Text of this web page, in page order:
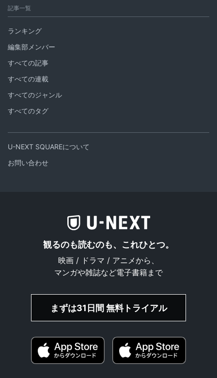
記事一覧
ランキング
編集部メンバー
すべての記事
すべての連載
すべてのジャンル
すべてのタグ
U-NEXT SQUAREについて
お問い合わせ
観るのも読むのも、これひとつ。
映画 / ドラマ / アニメから、
マンガや雑誌など電子書籍まで
まずは31日間 無料トライアル